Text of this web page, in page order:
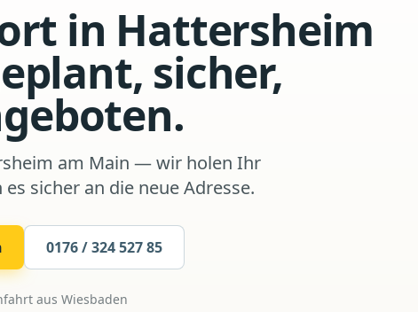
in Hattersheim
sicher,
am Main — wir holen Ihr
sicher an die neue Adresse.
0176 / 324 527 85
aus Wiesbaden